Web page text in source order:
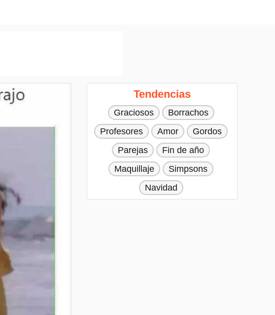
Tendencias
Graciosos
Borrachos
Profesores
Amor
Gordos
Parejas
Fin de año
Maquillaje
Simpsons
Navidad